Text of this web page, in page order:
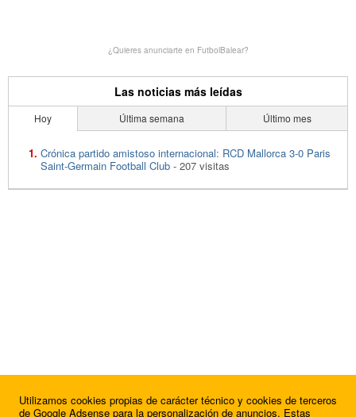
¿Quieres anunciarte en FutbolBalear?
Las noticias más leídas
Hoy Última semana Último mes
Crónica partido amistoso internacional: RCD Mallorca 3-0 Paris
Saint-Germain Football Club - 207 visitas
Utilizamos cookies propias de carácter técnico y cookies de terceros
de Google Adsense para la personalización de anuncios. Estas